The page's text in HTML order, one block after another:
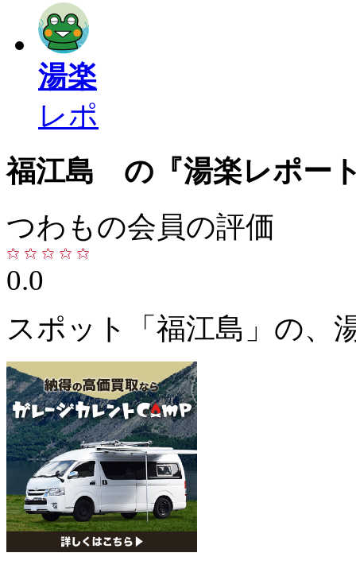
湯楽
レポ
福江島 の『湯楽レポー
つわもの会員の評価
0.0
スポット「福江島」の、